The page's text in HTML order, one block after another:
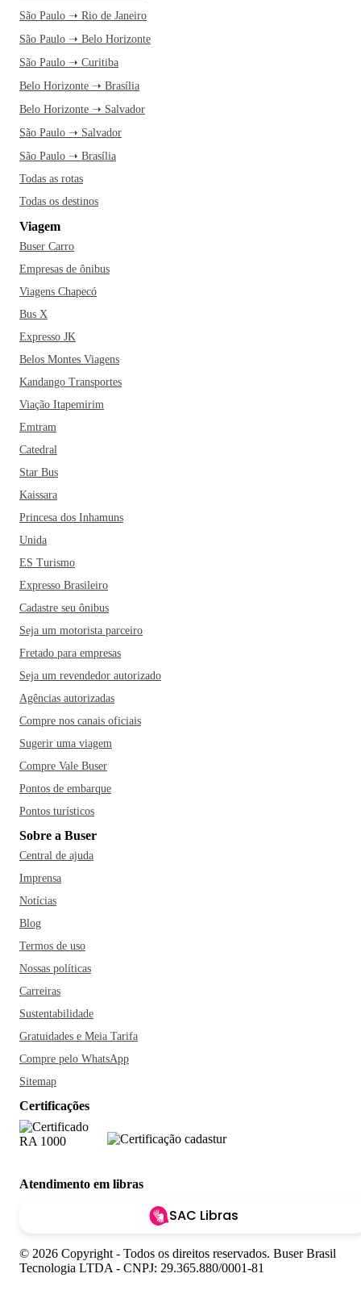
São Paulo ➝ Rio de Janeiro
São Paulo ➝ Belo Horizonte
São Paulo ➝ Curitiba
Belo Horizonte ➝ Brasília
Belo Horizonte ➝ Salvador
São Paulo ➝ Salvador
São Paulo ➝ Brasília
Todas as rotas
Todas os destinos
Viagem
Buser Carro
Empresas de ônibus
Viagens Chapecó
Bus X
Expresso JK
Belos Montes Viagens
Kandango Transportes
Viação Itapemirim
Emtram
Catedral
Star Bus
Kaissara
Princesa dos Inhamuns
Unida
ES Turismo
Expresso Brasileiro
Cadastre seu ônibus
Seja um motorista parceiro
Fretado para empresas
Seja um revendedor autorizado
Agências autorizadas
Compre nos canais oficiais
Sugerir uma viagem
Compre Vale Buser
Pontos de embarque
Pontos turísticos
Sobre a Buser
Central de ajuda
Imprensa
Notícias
Blog
Termos de uso
Nossas políticas
Carreiras
Sustentabilidade
Gratuidades e Meia Tarifa
Compre pelo WhatsApp
Sitemap
Certificações
Atendimento em libras
SAC Libras
© 2026 Copyright - Todos os direitos reservados. Buser Brasil
Tecnologia LTDA - CNPJ: 29.365.880/0001-81